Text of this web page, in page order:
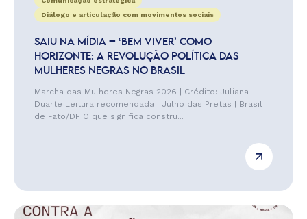
Diálogo e articulação com movimentos sociais
SAIU NA MÍDIA – ‘BEM VIVER’ COMO
HORIZONTE: A REVOLUÇÃO POLÍTICA DAS
MULHERES NEGRAS NO BRASIL
Marcha das Mulheres Negras 2026 | Crédito: Juliana
Duarte Leitura recomendada | Julho das Pretas | Brasil
de Fato/DF O que significa constru...